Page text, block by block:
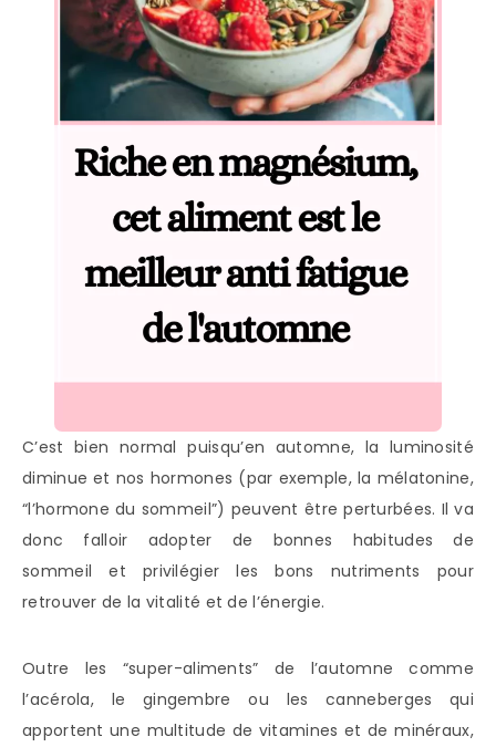
C’est bien normal puisqu’en automne, la luminosité
diminue et nos hormones (par exemple, la mélatonine,
“l’hormone du sommeil”) peuvent être perturbées. Il va
donc falloir adopter de bonnes habitudes de
sommeil et privilégier les bons nutriments pour
retrouver de la vitalité et de l’énergie.
Outre les “super-aliments” de l’automne comme
l’acérola, le gingembre ou les canneberges qui
apportent une multitude de vitamines et de minéraux,